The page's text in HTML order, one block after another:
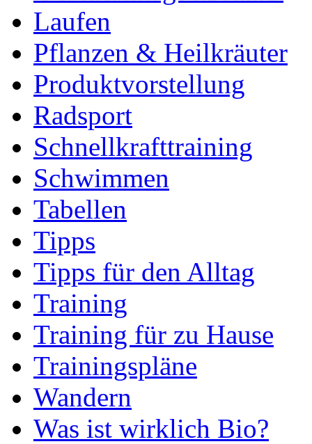
Laufen
Pflanzen & Heilkräuter
Produktvorstellung
Radsport
Schnellkrafttraining
Schwimmen
Tabellen
Tipps
Tipps für den Alltag
Training
Training für zu Hause
Trainingspläne
Wandern
Was ist wirklich Bio?